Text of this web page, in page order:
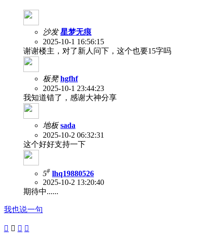
沙发 星梦无痕
2025-10-1 16:56:15
谢谢楼主，对了新人问下，这个也要15字吗
板凳 hgfhf
2025-10-1 23:44:23
我知道错了，感谢大神分享
地板 sada
2025-10-2 06:32:31
这个好好支持一下
5# lhq19880526
2025-10-2 13:20:40
期待中......
我也说一句
   